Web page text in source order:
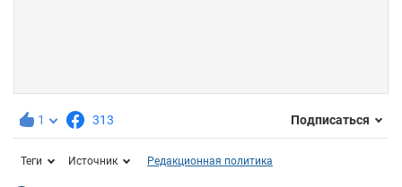
1 313 Подписаться
Теги Источник Редакционная политика